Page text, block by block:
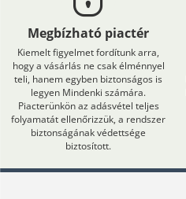
Megbízható piactér
Kiemelt figyelmet fordítunk arra,
hogy a vásárlás ne csak élménnyel
teli, hanem egyben biztonságos is
legyen Mindenki számára.
Piacterünkön az adásvétel teljes
folyamatát ellenőrizzük, a rendszer
biztonságának védettsége
biztosított.